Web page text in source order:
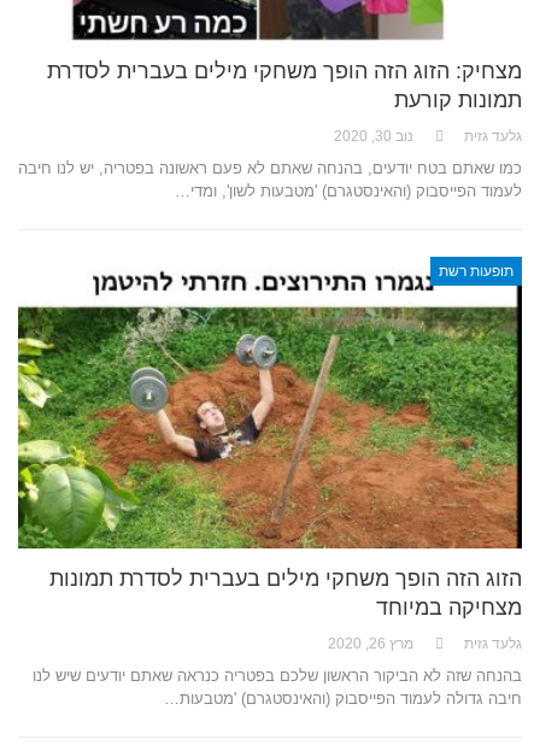
מצחיק: הזוג הזה הופך משחקי מילים בעברית לסדרת
תמונות קורעת
גלעד גזית נוב 30, 2020
כמו שאתם בטח יודעים, בהנחה שאתם לא פעם ראשונה בפטריה, יש לנו חיבה
לעמוד הפייסבוק (והאינסטגרם) 'מטבעות לשון', ומדי…
תופעות רשת
הזוג הזה הופך משחקי מילים בעברית לסדרת תמונות
מצחיקה במיוחד
גלעד גזית מרץ 26, 2020
בהנחה שזה לא הביקור הראשון שלכם בפטריה כנראה שאתם יודעים שיש לנו
חיבה גדולה לעמוד הפייסבוק (והאינסטגרם) 'מטבעות…